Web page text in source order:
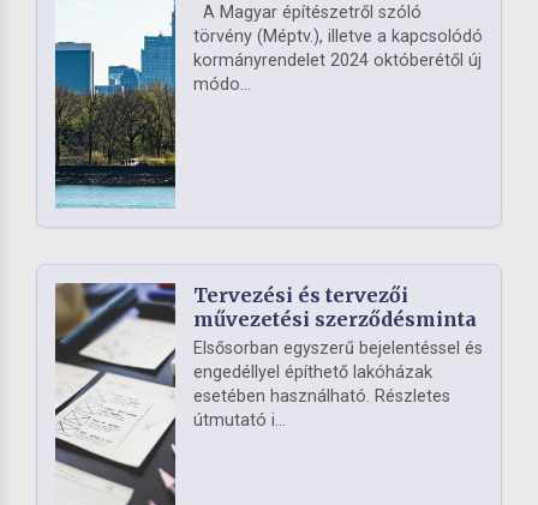
A Magyar építészetről szóló
törvény (Méptv.), illetve a kapcsolódó
kormányrendelet 2024 októberétől új
módo...
Tervezési és tervezői
művezetési szerződésminta
Elsősorban egyszerű bejelentéssel és
engedéllyel építhető lakóházak
esetében használható. Részletes
útmutató i...